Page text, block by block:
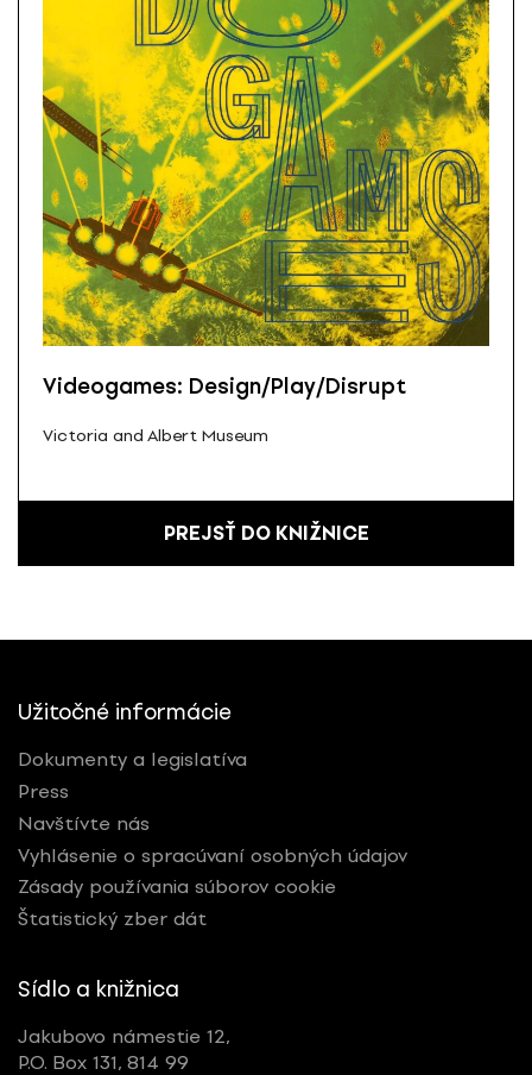
Videogames: Design/Play/Disrupt
Victoria and Albert Museum
PREJSŤ DO KNIŽNICE
Užitočné informácie
Dokumenty a legislatíva
Press
Navštívte nás
Vyhlásenie o spracúvaní osobných údajov
Zásady používania súborov cookie
Štatistický zber dát
Sídlo a knižnica
Jakubovo námestie 12,
P.O. Box 131, 814 99